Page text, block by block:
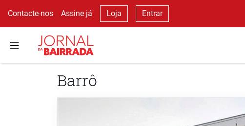
Contacte-nos Assine já Loja Entrar
Barrô